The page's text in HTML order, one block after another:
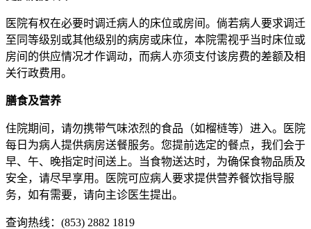
医院有权在必要时调迁病人的床位或房间。倘若病人要求调迁
至同等级别或其他级别的病房或床位，本院需视乎当时床位或
房间的供应情况才作调动，而病人亦须支付该房费的差额及相
关行政费用。
膳食及营养
住院期间，请勿携带气味浓烈的食品（如榴梿等）进入。医院
每日为病人提供病房送餐服务。您提前选定的餐点，我们会于
早、午、晚指定时间送上。当食物送达时，为确保食物品质及
安全，请尽早享用。医院可应病人要求提供营养餐饮指导服
务，如有需要，请向主诊医生提出。
查询热线：(853) 2882 1819